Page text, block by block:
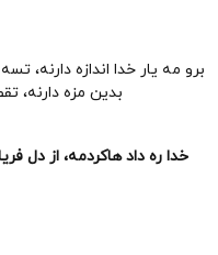
برو مه یار خدا اندازه دارنه،
بدین مزه دارنه،
خدا ره داد هاکردمه، از دل